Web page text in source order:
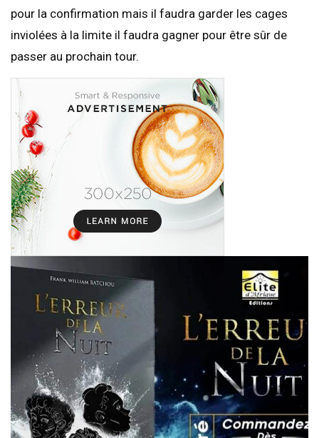
pour la confirmation mais il faudra garder les cages
inviolées à la limite il faudra gagner pour être sûr de
passer au prochain tour.